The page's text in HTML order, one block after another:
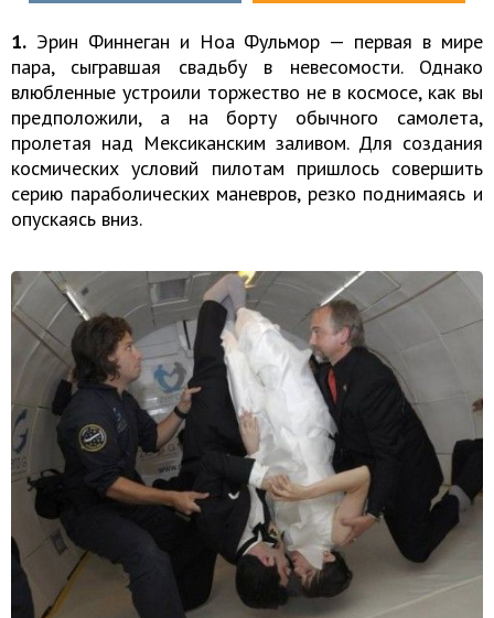
1. Эрин Финнеган и Ноа Фульмор — первая в мире
пара, сыгравшая свадьбу в невесомости. Однако
влюбленные устроили торжество не в космосе, как вы
предположили, а на борту обычного самолета,
пролетая над Мексиканским заливом. Для создания
космических условий пилотам пришлось совершить
серию параболических маневров, резко поднимаясь и
опускаясь вниз.